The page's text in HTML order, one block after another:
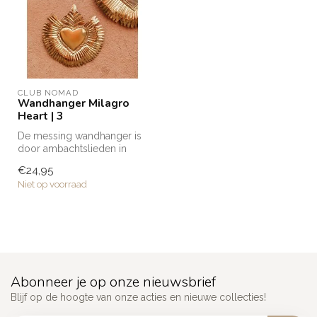
CLUB NOMAD
Wandhanger Milagro
Heart | 3
De messing wandhanger is
door ambachtslieden in
vervaardigd....
€24,95
Niet op voorraad
Abonneer je op onze nieuwsbrief
Blijf op de hoogte van onze acties en nieuwe collecties!